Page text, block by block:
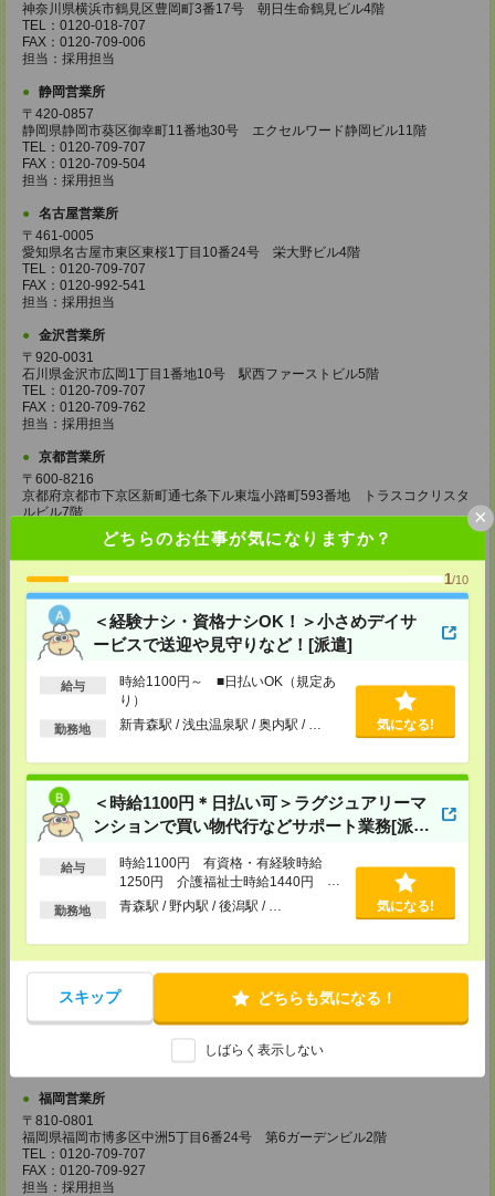
どちらのお仕事が気になりますか？
1/10
＜経験ナシ・資格ナシOK！＞小さめデイサ
ービスで送迎や見守りなど！[派遣]
給与
時給1100円～ ■日払いOK（規定あ
り）
勤務地 新青森駅 / 浅虫温泉駅 / 奥内駅 / … 気になる!
＜時給1100円＊日払い可＞ラグジュアリーマ
ンションで買い物代行などサポート業務[派
給与
時給1100円 有資格・有経験時給
1250円 介護福祉士時給1440円 ■
日払いOK（規定あり）※即日払い不
勤務地 青森駅 / 野内駅 / 後潟駅 / … 気になる!
スキップ どちらも気になる！
しばらく表示しない
×
神奈川県横浜市鶴見区豊岡町3番17号 朝日生命鶴見ビル4階
TEL：0120-018-707
FAX：0120-709-006
担当：採用担当
静岡営業所
〒420-0857
静岡県静岡市葵区御幸町11番地30号 エクセルワード静岡ビル11階
TEL：0120-709-707
FAX：0120-709-504
担当：採用担当
名古屋営業所
〒461-0005
愛知県名古屋市東区東桜1丁目10番24号 栄大野ビル4階
TEL：0120-709-707
FAX：0120-992-541
担当：採用担当
金沢営業所
〒920-0031
石川県金沢市広岡1丁目1番地10号 駅西ファーストビル5階
TEL：0120-709-707
FAX：0120-709-762
担当：採用担当
京都営業所
〒600-8216
京都府京都市下京区新町通七条下ル東塩小路町593番地 トラスコクリスタ
ルビル7階
TEL：0120-709-707
FAX：0120-709-751
担当：採用担当
大阪営業所
〒530-0017
大阪府大阪市北区角田町8番1号 大阪梅田ツインタワーズ・ノース34階
TEL：0120-995-985
担当：採用担当
〒650-0044
ル18階
TEL：0120-995-984
FAX：0120-709-785
担当：採用担当
〒730-0031
TEL：0120-709-707
担当：採用担当
〒790-0003
愛媛県松山市三番町7丁目1番地21号 ジブラルタ生命松山ビル8階
福岡営業所
〒810-0801
福岡県福岡市博多区中洲5丁目6番24号 第6ガーデンビル2階
TEL：0120-709-707
FAX：0120-709-927
担当：採用担当